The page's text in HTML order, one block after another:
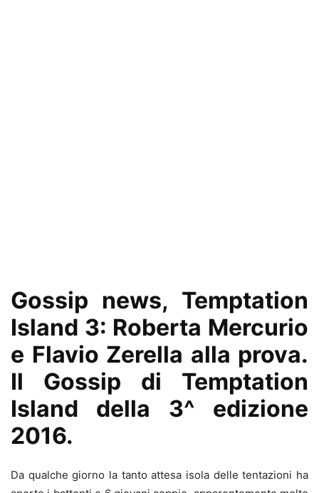
Gossip news, Temptation
Island 3: Roberta Mercurio
e Flavio Zerella alla prova.
Il Gossip di Temptation
Island della 3^ edizione
2016.
Da qualche giorno la tanto attesa isola delle tentazioni ha